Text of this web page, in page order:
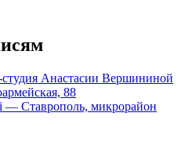
Анастасии Вершининой
88
— Ставрополь, микрорайон